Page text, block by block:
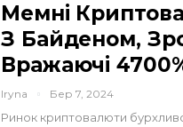
Мемні
З Байденом,
Вражаючі
Iryna Бер 7, 2024
Ринок криптовалюти